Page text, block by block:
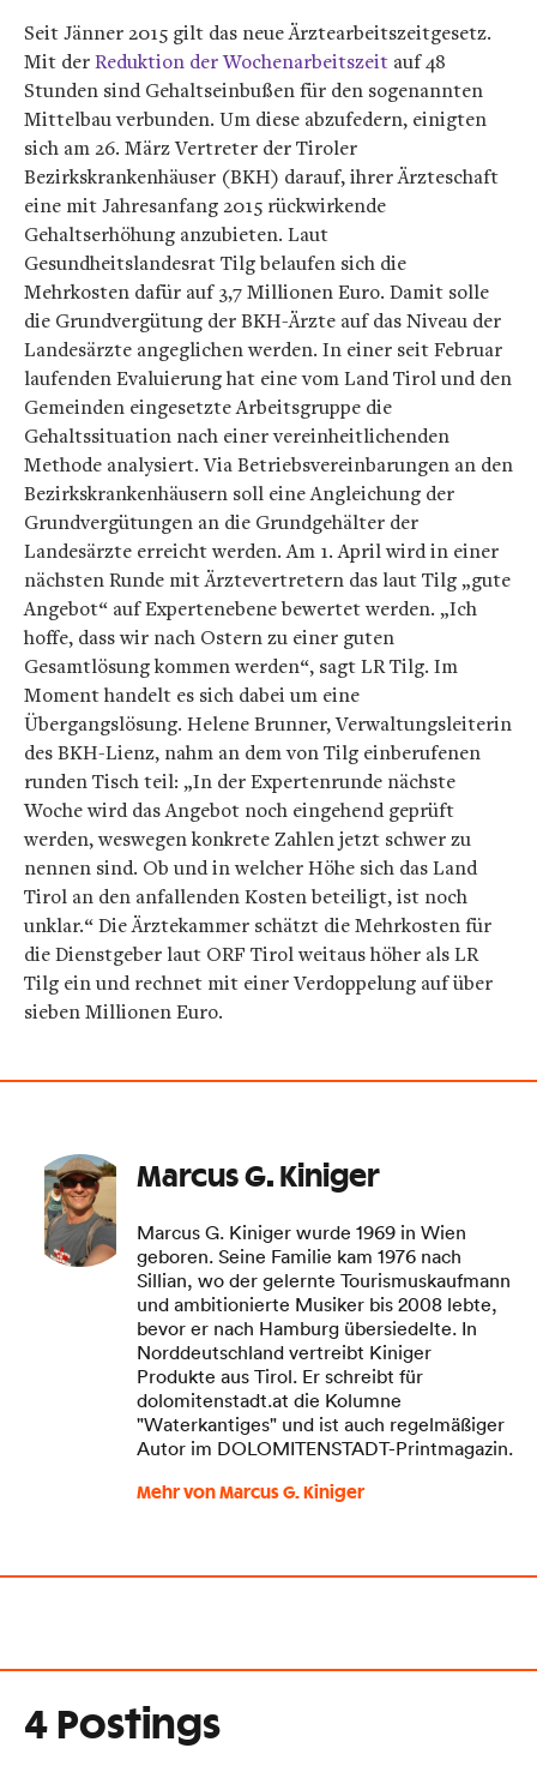
Seit Jänner 2015 gilt das neue Ärztearbeitszeitgesetz.
Mit derReduktion der Wochenarbeitszeit auf 48
Stunden sind Gehaltseinbußen für den sogenannten
Mittelbau verbunden. Um diese abzufedern, einigten
sich am 26. März Vertreter der Tiroler
Bezirkskrankenhäuser (BKH) darauf, ihrer Ärzteschaft
eine mit Jahresanfang 2015 rückwirkende
Gehaltserhöhung anzubieten. Laut
Gesundheitslandesrat Tilg belaufen sich die
Mehrkosten dafür auf 3,7 Millionen Euro. Damit solle
die Grundvergütung der BKH-Ärzte auf das Niveau der
Landesärzte angeglichen werden. In einer seit Februar
laufenden Evaluierung hat eine vom Land Tirol und den
Gemeinden eingesetzte Arbeitsgruppe die
Gehaltssituation nach einer vereinheitlichenden
Methode analysiert. Via Betriebsvereinbarungen an den
Bezirkskrankenhäusern soll eine Angleichung der
Grundvergütungen an die Grundgehälter der
Landesärzte erreicht werden. Am 1. April wird in einer
nächsten Runde mit Ärztevertretern das laut Tilg „gute
Angebot“ auf Expertenebene bewertet werden. „Ich
hoffe, dass wir nach Ostern zu einer guten
Gesamtlösung kommen werden“, sagt LR Tilg. Im
Moment handelt es sich dabei um eine
Übergangslösung. Helene Brunner, Verwaltungsleiterin
des BKH-Lienz, nahm an dem von Tilg einberufenen
runden Tisch teil: „In der Expertenrunde nächste
Woche wird das Angebot noch eingehend geprüft
werden, weswegen konkrete Zahlen jetzt schwer zu
nennen sind. Ob und in welcher Höhe sich das Land
Tirol an den anfallenden Kosten beteiligt, ist noch
unklar.“ Die Ärztekammer schätzt die Mehrkosten für
die Dienstgeber laut ORF Tirol weitaus höher als LR
Tilg ein und rechnet mit einer Verdoppelung auf über
sieben Millionen Euro.
Marcus G. Kiniger
Marcus G. Kiniger wurde 1969 in Wien
geboren. Seine Familie kam 1976 nach
Sillian, wo der gelernte Tourismuskaufmann
und ambitionierte Musiker bis 2008 lebte,
bevor er nach Hamburg übersiedelte. In
Norddeutschland vertreibt Kiniger
Produkte aus Tirol. Er schreibt für
dolomitenstadt.at die Kolumne
"Waterkantiges" und ist auch regelmäßiger
Autor im DOLOMITENSTADT-Printmagazin.
Mehr von Marcus G. Kiniger
4 Postings